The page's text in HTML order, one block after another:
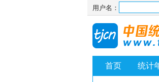
用户名：
首页 统计